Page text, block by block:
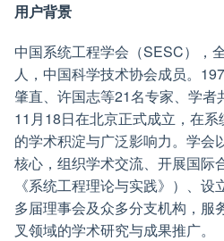
用户背景
中国系统工程学会（SESC），
人，中国科学技术协会成员。
肇直、许国志等21名专家、学
11月18日在北京正式成立，在
的学术积淀与广泛影响力。学会
核心，组织学术交流、开展国际
《系统工程理论与实践》）、
多届理事会及众多分支机构，服
叉领域的学术研究与成果推广。